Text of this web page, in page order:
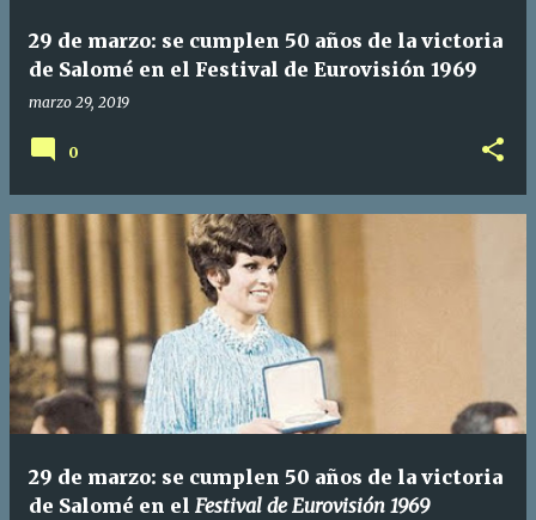
29 de marzo: se cumplen 50 años de la victoria
de Salomé en el Festival de Eurovisión 1969
marzo 29, 2019
0
29 de marzo: se cumplen 50 años de la victoria
de Salomé en el Festival de Eurovisión 1969